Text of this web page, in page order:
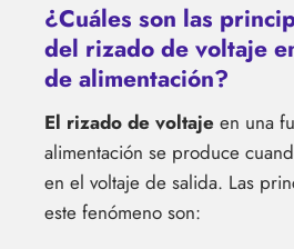
¿Cuáles son las
del rizado de voltaje
de alimentación?
El rizado de voltaje en una
alimentación se produce
en el voltaje de salida. Las
este fenómeno son: